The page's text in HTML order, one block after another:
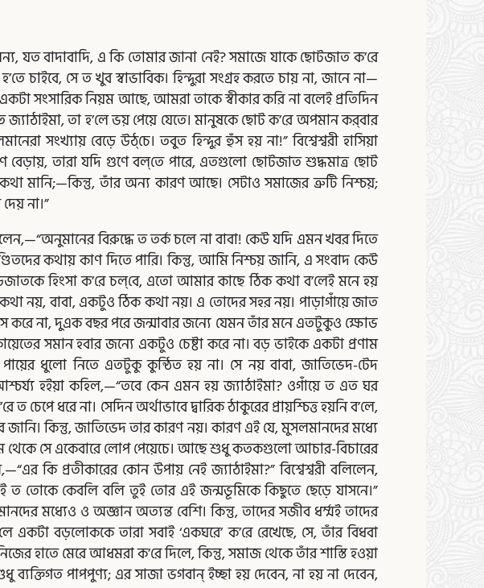
যত বাদাবাদি, এ কি তোমার জানা নেই? সমাজে যাকে ছোটজাত ক’রে
চাইবে, সে ত খুব স্বাভাবিক। হিন্দুরা সংগ্রহ করতে চায় না, জানে না—
সংসারিক নিয়ম আছে, আমরা তাকে স্বীকার করি না বলেই প্রতিদিন
তা হ’লে ভয় পেয়ে যেতে। মানুষকে ছোট ক’রে অপমান কর্‌বার
সংখ্যায় বেড়ে উঠ্‌চে। তবুত হিন্দুর হুঁস হয় না!” বিশ্বেশ্বরী হাসিয়া
তারা যদি গুণে বল্‌তে পারে, এতগুলো ছোটজাত শুদ্ধমাত্র ছোট
মানি;—কিন্তু, তাঁর অন্য কারণ আছে। সেটাও সমাজের ত্রুটি নিশ্চয়;
না।”
বিরুদ্ধে ত তর্ক চলে না বাবা! কেউ যদি এমন খবর দিতে
কথায় কাণ দিতে পারি। কিন্তু, আমি নিশ্চয় জানি, এ সংবাদ কেউ
হিংসা ক’রে চল্‌বে, এতো আমার কাছে ঠিক কথা ব’লেই মনে হয়
কথা নয়, বাবা, একটুও ঠিক কথা নয়। এ তোদের সহর নয়। পাড়াগাঁয়ে জাত
করে না, দুএক বছর পরে জন্মাবার জন্যে যেমন তাঁর মনে এতটুকুও ক্ষোভ
সমান হবার জন্যে একটুও চেষ্টা করে না। বড় ভাইকে একটা প্রণাম
ধুলো নিতে এতটুকু কুন্ঠিত হয় না। সে নয় বাবা, জাতিভেদ-টেদ
আশ্চর্য্য হইয়া কহিল,—“তবে কেন এমন হয় জ্যাঠাইমা? ওগাঁয়ে ত এত ঘর
ধরে না। সেদিন অর্থাভাবে দ্বারিক ঠাকুরের প্রায়শ্চিত্ত হয়নি ব’লে,
জানি। কিন্তু, জাতিভেদ তার কারণ নয়। কারণ এই যে, মুসলমানদের মধ্যে
থেকে সে একেবারে লোপ পেয়েচে। আছে শুধু কতকগুলো আচার-বিচারের
কি প্রতীকারের কোন উপায় নেই জ্যাঠাইমা?” বিশ্বেশ্বরী বলিলেন,
ত তোকে কেবলি বলি তুই তোর এই জন্মভূমিকে কিছুতে ছেড়ে যাসনে।”
মধ্যেও ও অজ্ঞান অত্যন্ত বেশি। কিন্তু, তাদের সজীব ধর্ম্মই তাদের
বড়লোককে তারা সবাই ‘একঘরে’ ক’রে রেখেছে, সে, তাঁর বিধবা
হাতে মেরে আধমরা ক’রে দিলে, কিন্তু, সমাজ থেকে তাঁর শাস্তি হওয়া
পাপপুণ্য; এর সাজা ভগবান্‌ ইচ্ছা হয় দেবেন, না হয় না দেবেন,